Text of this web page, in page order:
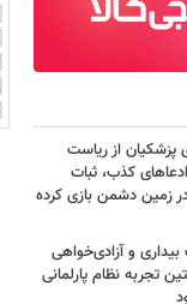
پزشکیان از ریاست
کذب، ثبات
زمین دشمن بازی کرده
و آزادی‌خواهی
تجربه نظام پارلمانی